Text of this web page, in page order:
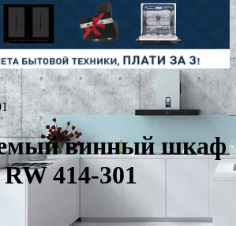
винный шкаф
414-301